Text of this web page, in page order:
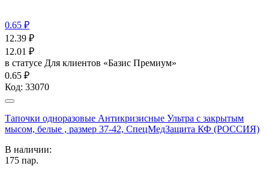
0.65 ₽
12.39 ₽
12.01 ₽
в статусе Для клиентов «Базис Премиум»
0.65 ₽
Код: 33070
Тапочки одноразовые Антикризисные Ультра с закрытым
мысом, белые , размер 37-42, СпецМедЗащита КФ (РОССИЯ)
В наличии:
175 пар.